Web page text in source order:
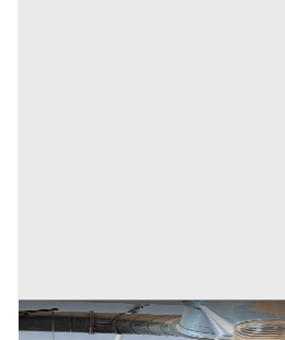
CALIBRATRICE SCM